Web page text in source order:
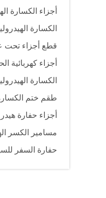
أجزاء الكسارة
الكسارة
قطع أجزاء تحت
أجزاء كهربائية
الكسارة
طقم ختم الكسارة
أجزاء حفارة
مسامير الكسر
حفارة السفر